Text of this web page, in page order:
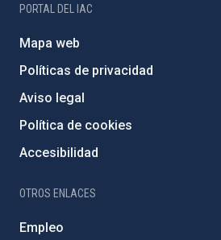
PORTAL DEL IAC
Mapa web
Políticas de privacidad
Aviso legal
Política de cookies
Accesibilidad
OTROS ENLACES
Empleo